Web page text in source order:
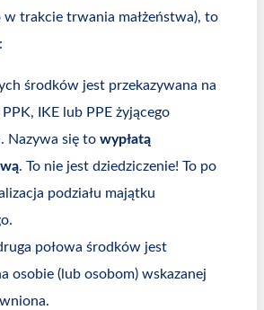
w trakcie trwania małżeństwa), to
środków jest przekazywana na
IKE lub PPE żyjącego
Nazywa się to wypłatą
. To nie jest dziedziczenie! To po
podziału majątku
połowa środków jest
osobie (lub osobom) wskazanej